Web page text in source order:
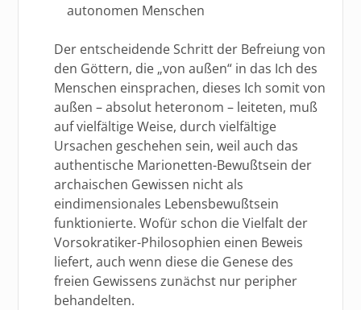
autonomen Menschen
Der entscheidende Schritt der Befreiung von
den Göttern, die „von außen“ in das Ich des
Menschen einsprachen, dieses Ich somit von
außen – absolut heteronom – leiteten, muß
auf vielfältige Weise, durch vielfältige
Ursachen geschehen sein, weil auch das
authentische Marionetten-Bewußtsein der
archaischen Gewissen nicht als
eindimensionales Lebensbewußtsein
funktionierte. Wofür schon die Vielfalt der
Vorsokratiker-Philosophien einen Beweis
liefert, auch wenn diese die Genese des
freien Gewissens zunächst nur peripher
behandelten.